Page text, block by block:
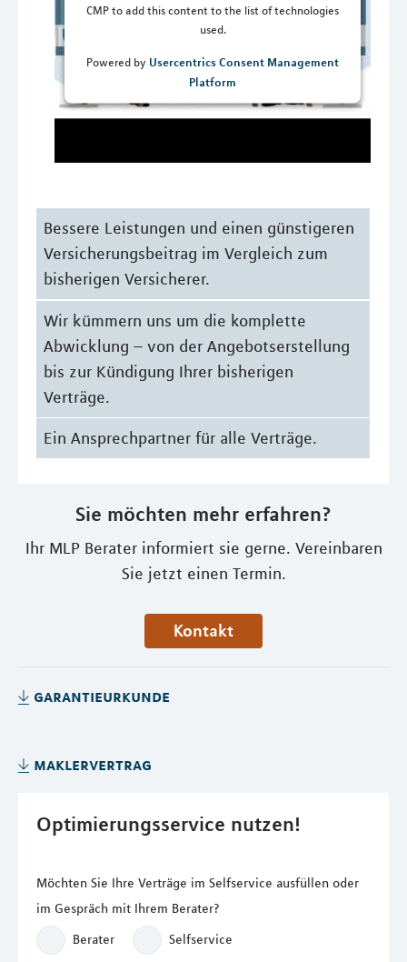
CMP to add this content to the list of technologies
used.
Powered by Usercentrics Consent Management
Platform
Bessere Leistungen und einen günstigeren
Versicherungsbeitrag im Vergleich zum
bisherigen Versicherer.
Wir kümmern uns um die komplette
Abwicklung – von der Angebotserstellung
bis zur Kündigung Ihrer bisherigen
Verträge.
Ein Ansprechpartner für alle Verträge.
Sie möchten mehr erfahren?
Ihr MLP Berater informiert sie gerne. Vereinbaren
Sie jetzt einen Termin.
Kontakt
garantieurkunde
maklervertrag
Optimierungsservice nutzen!
Möchten Sie Ihre Verträge im Selfservice ausfüllen oder
im Gespräch mit Ihrem Berater?
Berater
Selfservice